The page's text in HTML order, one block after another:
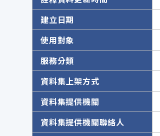
建立日期
使用對象
服務分類
資料集上架方式
資料集提供機關
資料集提供機關聯絡人